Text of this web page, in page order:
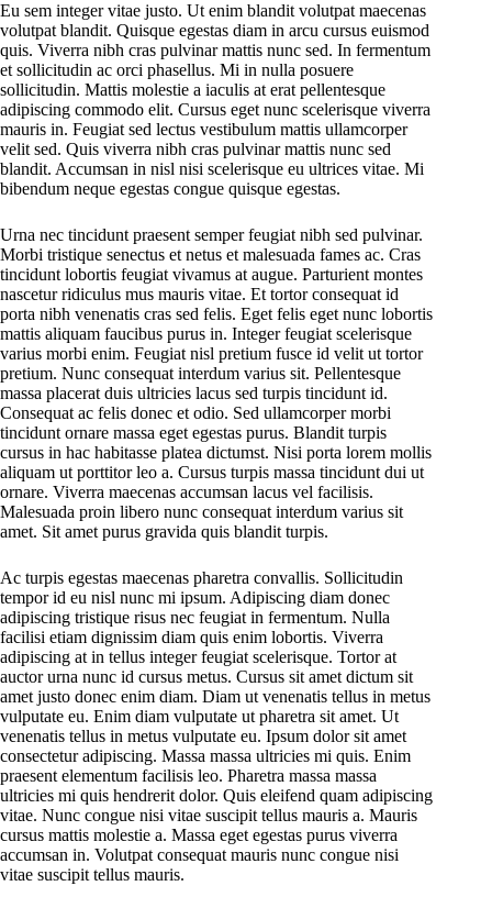
Eu sem integer vitae justo. Ut enim blandit volutpat maecenas
volutpat blandit. Quisque egestas diam in arcu cursus euismod
quis. Viverra nibh cras pulvinar mattis nunc sed. In fermentum
et sollicitudin ac orci phasellus. Mi in nulla posuere
sollicitudin. Mattis molestie a iaculis at erat pellentesque
adipiscing commodo elit. Cursus eget nunc scelerisque viverra
mauris in. Feugiat sed lectus vestibulum mattis ullamcorper
velit sed. Quis viverra nibh cras pulvinar mattis nunc sed
blandit. Accumsan in nisl nisi scelerisque eu ultrices vitae. Mi
bibendum neque egestas congue quisque egestas.
Urna nec tincidunt praesent semper feugiat nibh sed pulvinar.
Morbi tristique senectus et netus et malesuada fames ac. Cras
tincidunt lobortis feugiat vivamus at augue. Parturient montes
nascetur ridiculus mus mauris vitae. Et tortor consequat id
porta nibh venenatis cras sed felis. Eget felis eget nunc lobortis
mattis aliquam faucibus purus in. Integer feugiat scelerisque
varius morbi enim. Feugiat nisl pretium fusce id velit ut tortor
pretium. Nunc consequat interdum varius sit. Pellentesque
massa placerat duis ultricies lacus sed turpis tincidunt id.
Consequat ac felis donec et odio. Sed ullamcorper morbi
tincidunt ornare massa eget egestas purus. Blandit turpis
cursus in hac habitasse platea dictumst. Nisi porta lorem mollis
aliquam ut porttitor leo a. Cursus turpis massa tincidunt dui ut
ornare. Viverra maecenas accumsan lacus vel facilisis.
Malesuada proin libero nunc consequat interdum varius sit
amet. Sit amet purus gravida quis blandit turpis.
Ac turpis egestas maecenas pharetra convallis. Sollicitudin
tempor id eu nisl nunc mi ipsum. Adipiscing diam donec
adipiscing tristique risus nec feugiat in fermentum. Nulla
facilisi etiam dignissim diam quis enim lobortis. Viverra
adipiscing at in tellus integer feugiat scelerisque. Tortor at
auctor urna nunc id cursus metus. Cursus sit amet dictum sit
amet justo donec enim diam. Diam ut venenatis tellus in metus
vulputate eu. Enim diam vulputate ut pharetra sit amet. Ut
venenatis tellus in metus vulputate eu. Ipsum dolor sit amet
consectetur adipiscing. Massa massa ultricies mi quis. Enim
praesent elementum facilisis leo. Pharetra massa massa
ultricies mi quis hendrerit dolor. Quis eleifend quam adipiscing
vitae. Nunc congue nisi vitae suscipit tellus mauris a. Mauris
cursus mattis molestie a. Massa eget egestas purus viverra
accumsan in. Volutpat consequat mauris nunc congue nisi
vitae suscipit tellus mauris.